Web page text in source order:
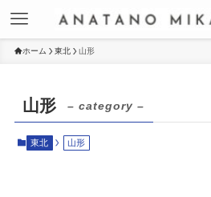
ホーム 東北 山形
山形 – category –
東北 山形